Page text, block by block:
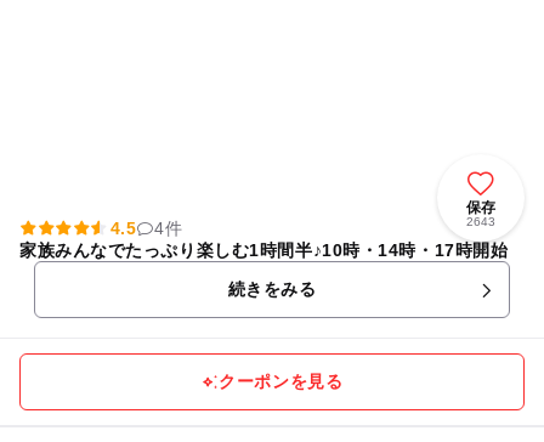
保存
2643
4.5
4件
家族みんなでたっぷり楽しむ1時間半♪10時・14時・17時開始
続きをみる
クーポンを見る